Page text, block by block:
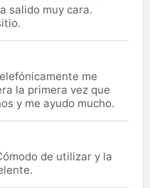
salido muy cara.
me
la primera vez que
y me ayudo mucho.
de utilizar y la